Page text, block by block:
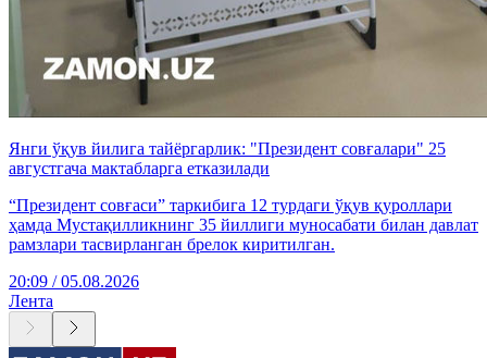
Янги ўқув йилига тайёргарлик: "Президент совғалари" 25
августгача мактабларга етказилади
“Президент совғаси” таркибига 12 турдаги ўқув қуроллари
ҳамда Мустақилликнинг 35 йиллиги муносабати билан давлат
рамзлари тасвирланган брелок киритилган.
20:09 / 05.08.2026
Лента